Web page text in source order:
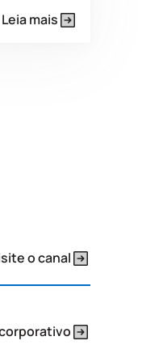
Leia mais
o canal